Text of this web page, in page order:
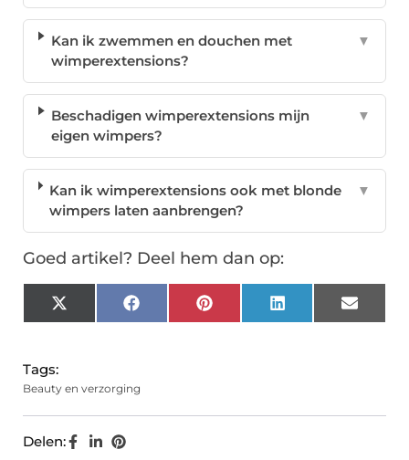
Kan ik zwemmen en douchen met
wimperextensions?
▼
Beschadigen wimperextensions mijn
eigen wimpers?
▼
Kan ik wimperextensions ook met blonde
wimpers laten aanbrengen?
▼
Goed artikel? Deel hem dan op:
X
(Twitter)
FacebookPinterest LinkedIn Email
Tags:
Beauty en verzorging
Delen: